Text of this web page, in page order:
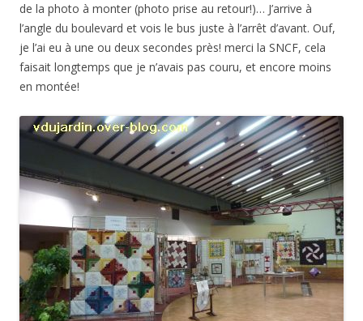
de la photo à monter (photo prise au retour!)… J’arrive à
l’angle du boulevard et vois le bus juste à l’arrêt d’avant. Ouf,
je l’ai eu à une ou deux secondes près! merci la SNCF, cela
faisait longtemps que je n’avais pas couru, et encore moins
en montée!